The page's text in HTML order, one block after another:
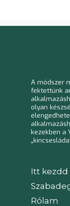
A módszer
fektettünk
olyan
kezekben a
Itt kezdd
Rólam